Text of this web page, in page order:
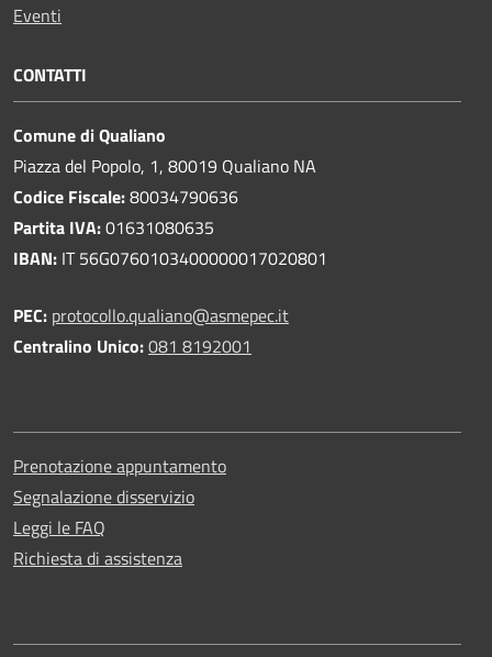
Eventi
CONTATTI
Comune di Qualiano
Piazza del Popolo, 1, 80019 Qualiano NA
Codice Fiscale:80034790636
Partita IVA:01631080635
IBAN: IT 56G0760103400000017020801
PEC: protocollo.qualiano@asmepec.it
Centralino Unico:081 8192001
Prenotazione appuntamento
Segnalazione disservizio
Leggi le FAQ
Richiesta di assistenza